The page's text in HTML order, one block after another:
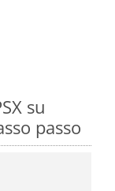
su
passo